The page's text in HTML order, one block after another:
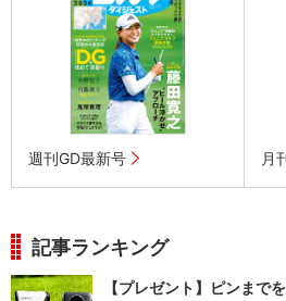
週刊GD最新号 月
記事ランキング
【プレゼント】ピンまで